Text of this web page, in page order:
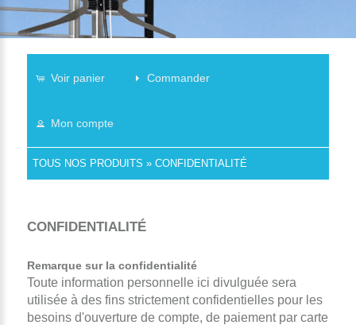
Voir panier Commander
Mon compte
TOUS NOS PRODUITS » CONFIDENTIALITÉ
CONFIDENTIALITÉ
Remarque sur la confidentialité
Toute information personnelle ici divulguée sera
utilisée à des fins strictement confidentielles pour les
besoins d'ouverture de compte, de paiement par carte